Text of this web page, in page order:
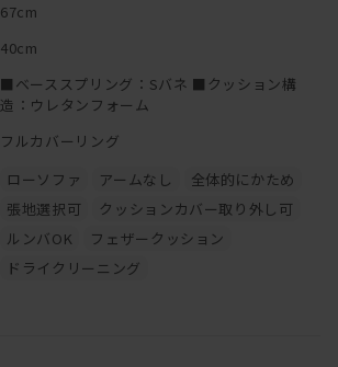
67cm
40cm
■ベーススプリング：Sバネ ■クッション構
造：ウレタンフォーム
フルカバーリング
ローソファ アームなし
全体的にかため
張地選択可
クッションカバー取り外し可
ルンバOK
フェザークッション
ドライクリーニング